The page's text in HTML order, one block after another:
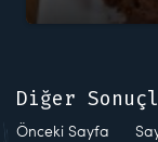
Diğer
Önceki Sayfa